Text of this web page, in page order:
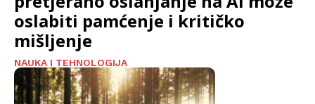
oslabiti pamćenje i kritičko
mišljenje
NAUKA I TEHNOLOGIJA